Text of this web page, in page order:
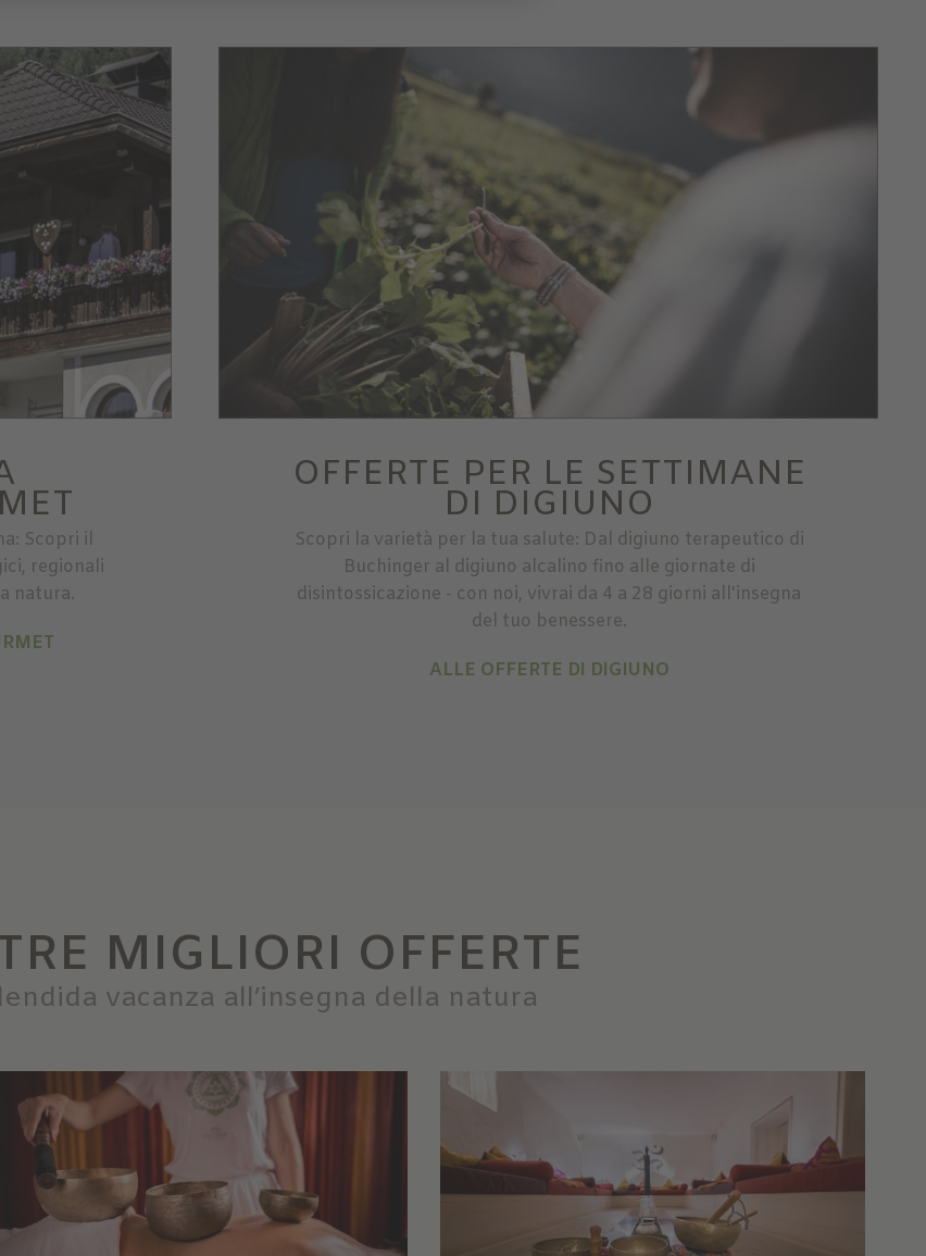
Scopri il
regionali
natura.
OFFERTE PER LE SETTIMANE
DI DIGIUNO
Scopri la varietà per la tua salute: Dal digiuno terapeutico di
Buchinger al digiuno alcalino fino alle giornate di
disintossicazione - con noi, vivrai da 4 a 28 giorni all'insegna
del tuo benessere.
ALLE OFFERTE DI DIGIUNO
MIGLIORI OFFERTE
vacanza all’insegna della natura